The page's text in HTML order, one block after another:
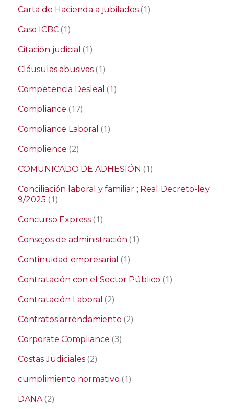
Carta de Hacienda a jubilados (1)
Caso ICBC (1)
Citación judicial (1)
Cláusulas abusivas (1)
Competencia Desleal (1)
Compliance (17)
Compliance Laboral (1)
Complience (2)
COMUNICADO DE ADHESIÓN (1)
Conciliación laboral y familiar ; Real Decreto-ley
9/2025 (1)
Concurso Express (1)
Consejos de administración (1)
Continuidad empresarial (1)
Contratación con el Sector Público (1)
Contratación Laboral (2)
Contratos arrendamiento (2)
Corporate Compliance (3)
Costas Judiciales (2)
cumplimiento normativo (1)
DANA(2)